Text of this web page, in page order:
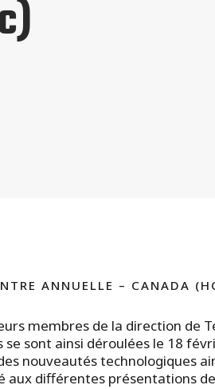
ANNUELLE – CANADA
membres de la direction de
se sont ainsi déroulées le 18
nouveautés technologiques
aux différentes présentations